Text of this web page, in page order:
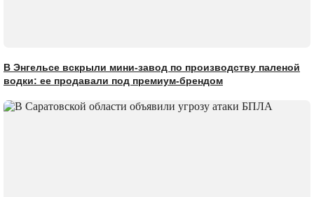
В Энгельсе вскрыли мини-завод по производству паленой
водки: ее продавали под премиум-брендом